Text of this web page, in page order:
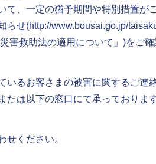
て、一定の猶予期間や特別措置が
らせ(http://www.bousai.go.jp/
害救助法の適用について」)をご確
いるお客さまの被害に関するご連
たは以下の窓口にて承っておりま
せください。